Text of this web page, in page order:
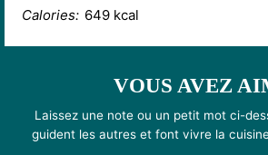
Calories: 649 kcal
VOUS AVEZ
Laissez une note ou un petit mot ci-
guident les autres et font vivre la